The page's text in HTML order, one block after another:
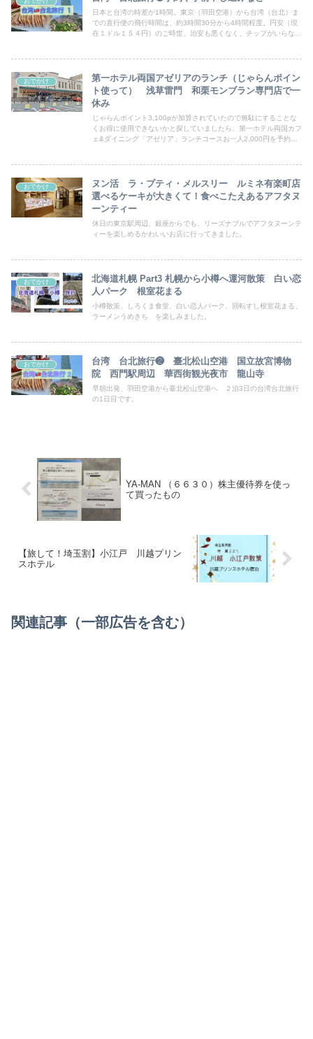
日本と台湾の時差が1時間。東京（羽田空港）から台湾（台北）ま
での直行便の飛行時間は、約3時間30分から4時間程度。円安（現
在１ドル１５４円）のご時世、治安も悪くなく、チップがいらな
おでかけ
第一ホテル両国アゼリアのランチ（じゃらんポイン
ト使って） 浅草雷門 和栗モンブラン専門店で一
休み
じゃらんポイント3,100pが加算されていたので無駄にすることな
くお得に使用できないかと探していましたら、第一ホテル両国カフ
ェ&ダイニング「アゼリア」ランチコースお一人2,000円を予約。
おでかけ
ヌン活 ラ・プティ・メルスリー ルミネ有楽町店
選べるケーキが大きくて！食べこたえあるアフタヌ
ーンティー
休日の東京駅周辺、銀座からでも、リーズナブルでアフタヌーンテ
ィーを楽しめるかわいいお店に行ってきました。
おでかけ
北海道札幌 Part3 札幌から小樽へ運河散策 白い恋
人パーク 根室花まる
小樽散策、しろくま食堂、白い恋人パーク、回転すし根室花まる、
ラーメンうめきち を楽しみました。
おでかけ
台湾 台北旅行❷ 臺北松山空港 国立故宮博物
院 西門駅周辺 華西街観光夜市 龍山寺
早朝出発、羽田空港から臺北松山空港へ ２泊3日の台湾台北旅行
の1日目です。
YA-MAN （６６３０）株主優待券を使っ
て買ったもの
【旅して！埼玉割】小江戸 川越プリン
スホテル
関連記事（一部広告を含む）